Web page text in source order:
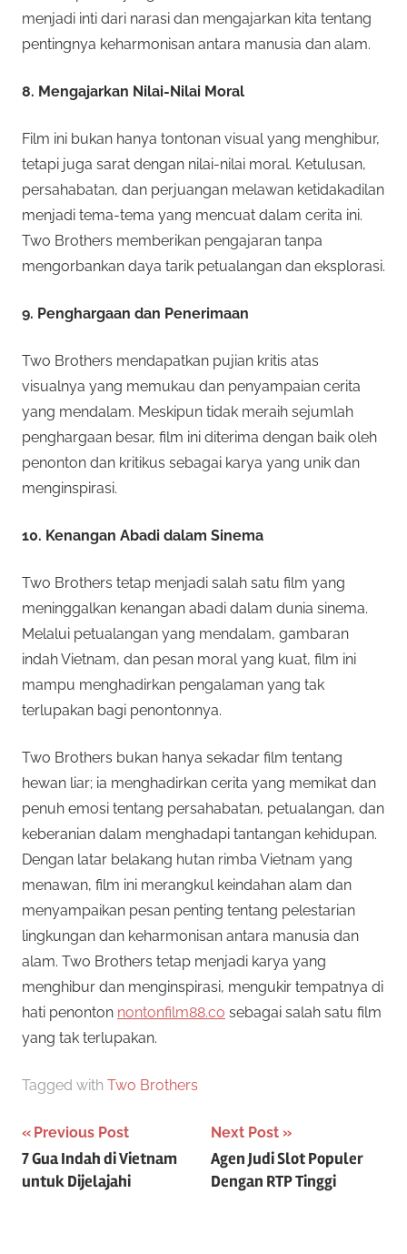
menjadi inti dari narasi dan mengajarkan kita tentang
pentingnya keharmonisan antara manusia dan alam.
8. Mengajarkan Nilai-Nilai Moral
Film ini bukan hanya tontonan visual yang menghibur,
tetapi juga sarat dengan nilai-nilai moral. Ketulusan,
persahabatan, dan perjuangan melawan ketidakadilan
menjadi tema-tema yang mencuat dalam cerita ini.
Two Brothers memberikan pengajaran tanpa
mengorbankan daya tarik petualangan dan eksplorasi.
9. Penghargaan dan Penerimaan
Two Brothers mendapatkan pujian kritis atas
visualnya yang memukau dan penyampaian cerita
yang mendalam. Meskipun tidak meraih sejumlah
penghargaan besar, film ini diterima dengan baik oleh
penonton dan kritikus sebagai karya yang unik dan
menginspirasi.
10. Kenangan Abadi dalam Sinema
Two Brothers tetap menjadi salah satu film yang
meninggalkan kenangan abadi dalam dunia sinema.
Melalui petualangan yang mendalam, gambaran
indah Vietnam, dan pesan moral yang kuat, film ini
mampu menghadirkan pengalaman yang tak
terlupakan bagi penontonnya.
Two Brothers bukan hanya sekadar film tentang
hewan liar; ia menghadirkan cerita yang memikat dan
penuh emosi tentang persahabatan, petualangan, dan
keberanian dalam menghadapi tantangan kehidupan.
Dengan latar belakang hutan rimba Vietnam yang
menawan, film ini merangkul keindahan alam dan
menyampaikan pesan penting tentang pelestarian
lingkungan dan keharmonisan antara manusia dan
alam. Two Brothers tetap menjadi karya yang
menghibur dan menginspirasi, mengukir tempatnya di
hati penonton nontonfilm88.co sebagai salah satu film
yang tak terlupakan.
Tagged with Two Brothers
P
o
Previous Post
7 Gua Indah di Vietnam
untuk Dijelajahi
Next Post
Agen Judi Slot Populer
Dengan RTP Tinggi